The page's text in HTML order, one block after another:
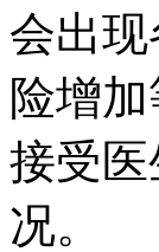
会出
险增
接受
况。